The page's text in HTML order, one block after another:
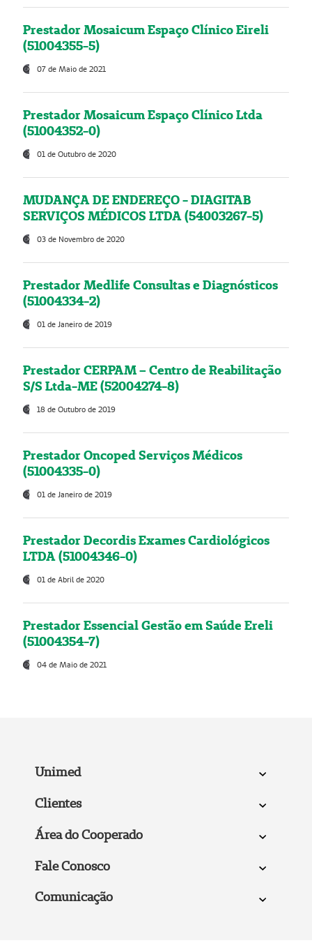
Prestador Mosaicum Espaço Clínico Eireli
(51004355-5)
07 de Maio de 2021
Prestador Mosaicum Espaço Clínico Ltda
(51004352-0)
01 de Outubro de 2020
MUDANÇA DE ENDEREÇO - DIAGITAB
SERVIÇOS MÉDICOS LTDA (54003267-5)
03 de Novembro de 2020
Prestador Medlife Consultas e Diagnósticos
(51004334-2)
01 de Janeiro de 2019
Prestador CERPAM – Centro de Reabilitação
S/S Ltda-ME (52004274-8)
18 de Outubro de 2019
Prestador Oncoped Serviços Médicos
(51004335-0)
01 de Janeiro de 2019
Prestador Decordis Exames Cardiológicos
LTDA (51004346-0)
01 de Abril de 2020
Prestador Essencial Gestão em Saúde Ereli
(51004354-7)
04 de Maio de 2021
Unimed
Clientes
Área do Cooperado
Fale Conosco
Comunicação